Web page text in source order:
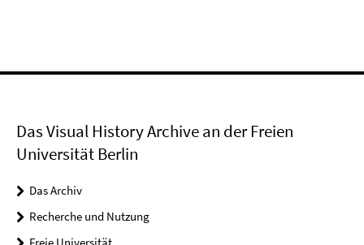
Das Visual History Archive an der Freien
Universität Berlin
Das Archiv
Recherche und Nutzung